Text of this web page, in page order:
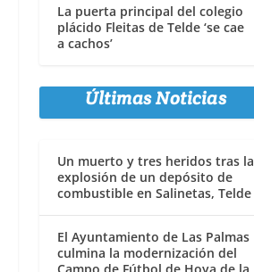
La puerta principal del colegio
plácido Fleitas de Telde ‘se cae
a cachos’
Últimas Noticias
Un muerto y tres heridos tras la
explosión de un depósito de
combustible en Salinetas, Telde
El Ayuntamiento de Las Palmas
culmina la modernización del